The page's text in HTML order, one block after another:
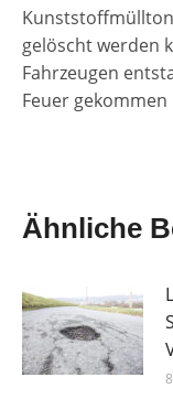
gelöscht werden
Fahrzeugen
Feuer
Ähnliche